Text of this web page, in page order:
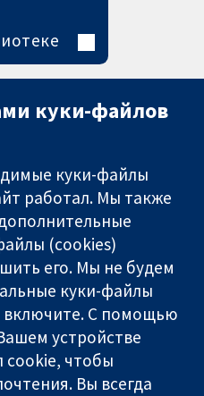
Связаться с
нами
Новости
Пресс-
служба
О нас
куки-файлов
куки-файлы
работал. Мы также
(cookies)
его. Мы не будем
куки-файлы
включите. С помощью
устройстве
cookie, чтобы
Вы всегда